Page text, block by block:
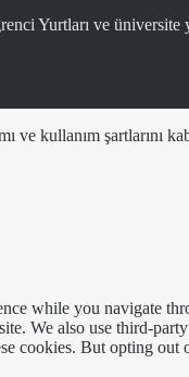
Yurtları ve
kullanım şartlarını
while you navigate
We also use third-
cookies. But opting